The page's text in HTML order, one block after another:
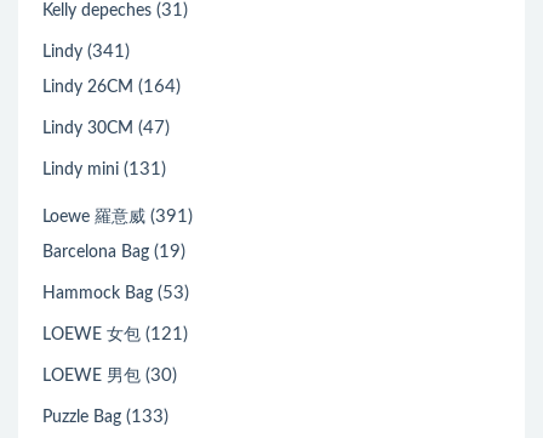
Kelly depeches (31)
Lindy (341)
Lindy 26CM (164)
Lindy 30CM (47)
Lindy mini (131)
Loewe 羅意威 (391)
Barcelona Bag (19)
Hammock Bag (53)
LOEWE 女包 (121)
LOEWE 男包 (30)
Puzzle Bag (133)